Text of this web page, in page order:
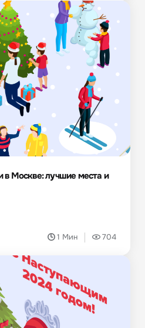
в Москве: лучшие места и
1 Мин 704